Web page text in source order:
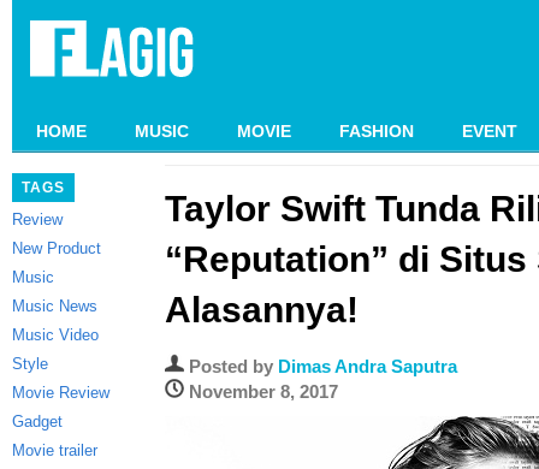
HOME MUSIC MOVIE FASHION EVENT
TAGS
Review
New Product
Music
Music News
Music Video
Style
Movie Review
Gadget
Movie trailer
Taylor Swift Tunda
“Reputation” di
Alasannya!
Posted by Dimas Andra Saputra
November 8, 2017